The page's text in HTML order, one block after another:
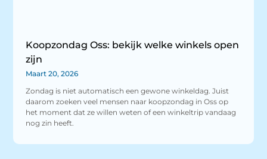
Koopzondag Oss: bekijk welke winkels open
zijn
Maart 20, 2026
Zondag is niet automatisch een gewone winkeldag. Juist
daarom zoeken veel mensen naar koopzondag in Oss op
het moment dat ze willen weten of een winkeltrip vandaag
nog zin heeft.